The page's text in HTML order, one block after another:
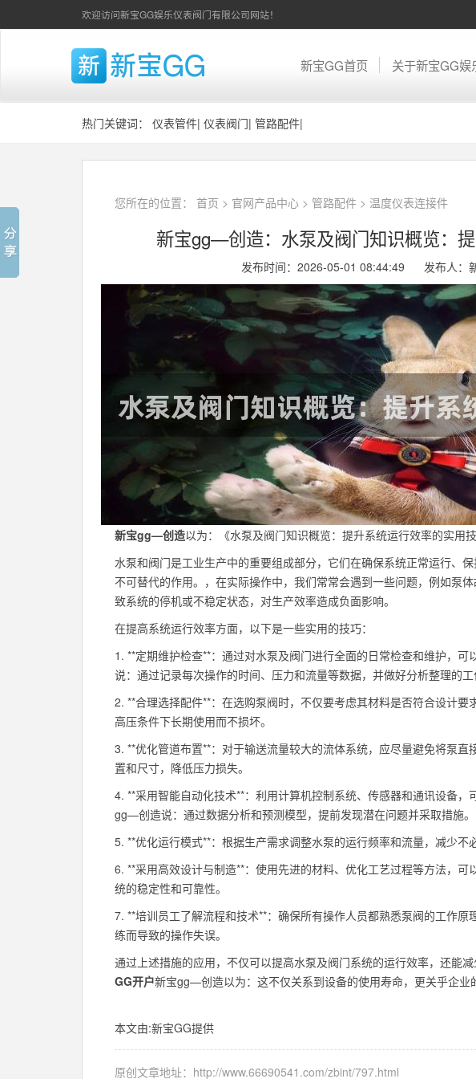
欢迎访问新宝GG娱乐仪表阀门有限公司网站！
新宝GG首页 关于新宝GG娱
热门关键词： 仪表管件| 仪表阀门| 管路配件|
您所在的位置： 首页 > 官网产品中心 > 管路配件 > 温度仪表连接件
新宝gg—创造：水泵及阀门知识概览：
发布时间：2026-05-01 08:44:49 发布人：
新宝gg—创造以为：《水泵及阀门知识概览：提升系统运行效率的实用技
水泵和阀门是工业生产中的重要组成部分，它们在确保系统正常运行、
不可替代的作用。，在实际操作中，我们常常会遇到一些问题，例如泵
致系统的停机或不稳定状态，对生产效率造成负面影响。
在提高系统运行效率方面，以下是一些实用的技巧：
1. **定期维护检查**：通过对水泵及阀门进行全面的日常检查和维护，可
说：通过记录每次操作的时间、压力和流量等数据，并做好分析整理的工
2. **合理选择配件**：在选购泵阀时，不仅要考虑其材料是否符合设计
高压条件下长期使用而不损坏。
3. **优化管道布置**：对于输送流量较大的流体系统，应尽量避免将泵
置和尺寸，降低压力损失。
4. **采用智能自动化技术**：利用计算机控制系统、传感器和通讯设备
gg—创造说：通过数据分析和预测模型，提前发现潜在问题并采取措施。
5. **优化运行模式**：根据生产需求调整水泵的运行频率和流量，减少不
6. **采用高效设计与制造**：使用先进的材料、优化工艺过程等方法，
统的稳定性和可靠性。
7. **培训员工了解流程和技术**：确保所有操作人员都熟悉泵阀的工作
练而导致的操作失误。
通过上述措施的应用，不仅可以提高水泵及阀门系统的运行效率，还能
GG开户新宝gg—创造以为：这不仅关系到设备的使用寿命，更关乎企业
本文由:新宝GG提供
原创文章地址： http://www.66690541.com/zbint/797.html